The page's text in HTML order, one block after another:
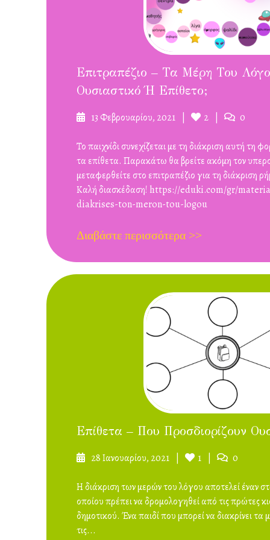
Επιτραπέζιο – Τα Μέρη Του
Ουσιαστικό Ή Επίθετο;
Δημοσιεύτηκε
13 Φεβρουαρίου, 2021 Likes
2 Σχόλια
0
Το παιχνίδι συνεχίζεται με τη διάκριση αυτή τη
τα επίθετα. Παρακάτω θα βρείτε ακόμη τον
μεταφερθείτε στο επιτραπέζιο για τη διάκριση
Καλή διασκέδαση! https://eduki.com/gr/
diakrises-ton-meron-tou-logou
Διαβάστε περισσότερα >>
Επίθετα – Που Προσδιορίζουν
Δημοσιεύτηκε
28 Ιανουαρίου, 2021 Likes1 Σχόλια
0
Η διάκριση των μερών του λόγου αποτελεί έναν
οποίου πρέπει να δρομολογηθεί από τις πρώτες
δημοτικού. Ένα παιδί που μπορεί να διακρίνει τα
τις...